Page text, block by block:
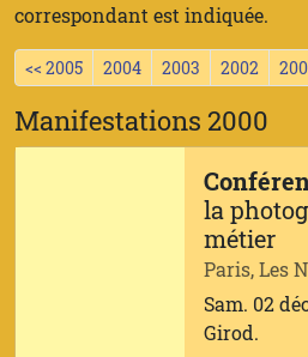
correspondant est indiquée.
<< 2005 2004 2003 2002
Manifestations 2000
la
métier
Paris, Les
Sam. 02
Girod.